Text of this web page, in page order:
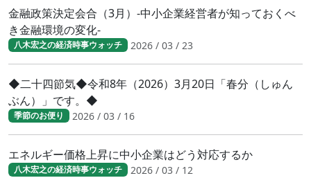
金融政策決定会合（3月）-中小企業経営者が知っておくべ
き金融環境の変化-
八木宏之の経済時事ウォッチ 2026 / 03 / 23
◆二十四節気◆令和8年（2026）3月20日「春分（しゅん
ぶん）」です。◆
季節のお便り 2026 / 03 / 16
エネルギー価格上昇に中小企業はどう対応するか
八木宏之の経済時事ウォッチ 2026 / 03 / 12